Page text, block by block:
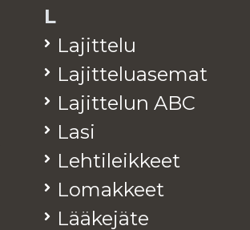
L
La­jit­te­lu
La­jit­te­lua­se­mat
La­jit­te­lun ABC
Lasi
Leh­ti­leik­keet
Lo­mak­keet
Lää­ke­jä­te